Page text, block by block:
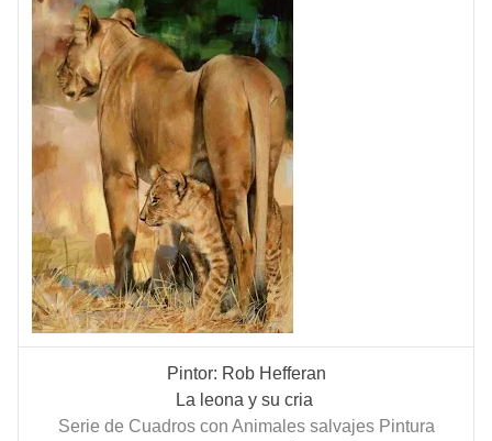
Pintor: Rob Hefferan
La leona y su cria
Serie de Cuadros con Animales salvajes Pintura